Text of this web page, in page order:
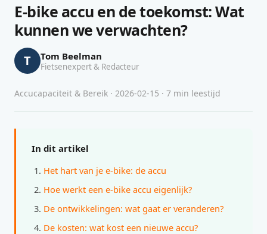
E-bike accu en de toekomst: Wat
kunnen we verwachten?
T Tom Beelman
Fietsenexpert & Redacteur
Accucapaciteit & Bereik · 2026-02-15 · 7 min leestijd
In dit artikel
Het hart van je e-bike: de accu
Hoe werkt een e-bike accu eigenlijk?
De ontwikkelingen: wat gaat er veranderen?
De kosten: wat kost een nieuwe accu?